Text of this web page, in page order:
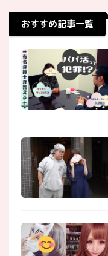
おすすめ記事一覧